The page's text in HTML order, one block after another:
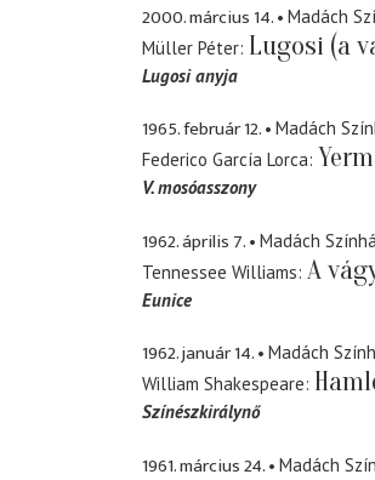
2000. március 14.
Madách
Müller Péter Lugosi (a
Lugosi anyja
1965. február 12.
Madách
Federico García Lorca
V. mosóasszony
1962. április 7.
Madách
Tennessee Williams A
Eunice
1962. január 14.
Madách
William Shakespeare
Színészkirálynő
1961. március 24.
Madách